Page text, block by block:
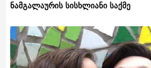
ნამგალაურის სისხლიანი საქმე